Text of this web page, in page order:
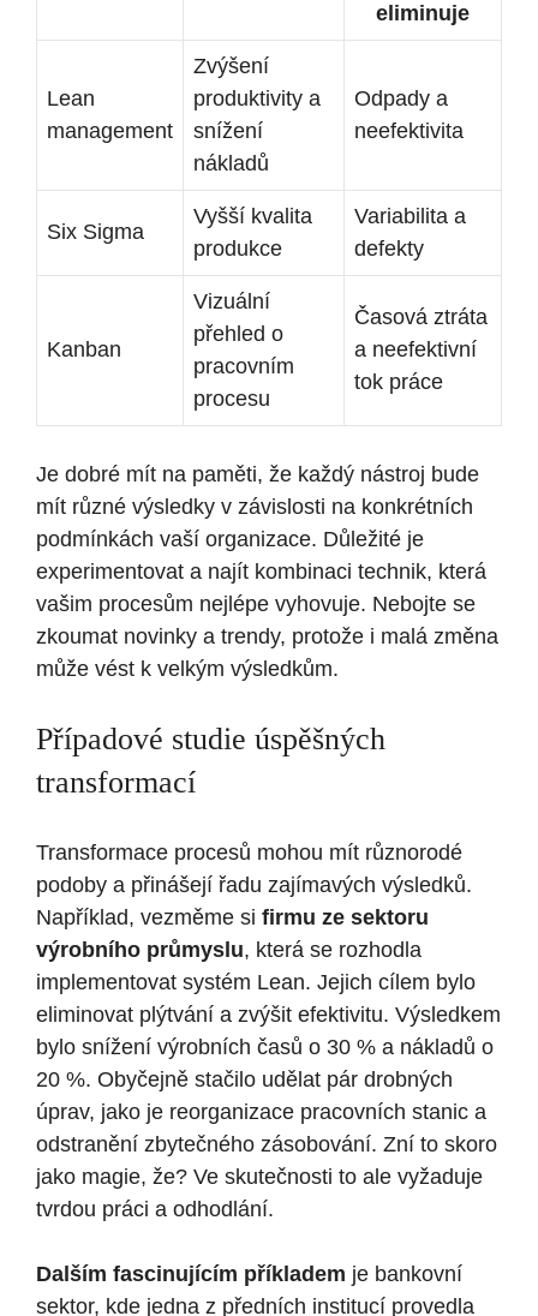
eliminuje
Lean
management
Zvýšení
produktivity a
snížení
nákladů
Odpady a
neefektivita
Six Sigma
Vyšší kvalita
produkce
Variabilita a
defekty
Kanban
Vizuální
přehled o
pracovním
procesu
Časová ztráta
a neefektivní
tok práce
Je dobré mít na paměti, že každý nástroj bude
mít různé výsledky v závislosti na konkrétních
podmínkách vaší organizace. Důležité je
experimentovat a najít kombinaci technik, která
vašim procesům nejlépe vyhovuje. Nebojte se
zkoumat novinky a trendy, protože i malá změna
může vést k velkým výsledkům.
Případové studie úspěšných
transformací
Transformace procesů mohou mít různorodé
podoby a přinášejí řadu zajímavých výsledků.
Například, vezměme si firmu ze sektoru
výrobního průmyslu, která se rozhodla
implementovat systém Lean. Jejich cílem bylo
eliminovat plýtvání a zvýšit efektivitu. Výsledkem
bylo snížení výrobních časů o 30 % a nákladů o
20 %. Obyčejně stačilo udělat pár drobných
úprav, jako je reorganizace pracovních stanic a
odstranění zbytečného zásobování. Zní to skoro
jako magie, že? Ve skutečnosti to ale vyžaduje
tvrdou práci a odhodlání.
Dalším fascinujícím příkladem je bankovní
sektor, kde jedna z předních institucí provedla